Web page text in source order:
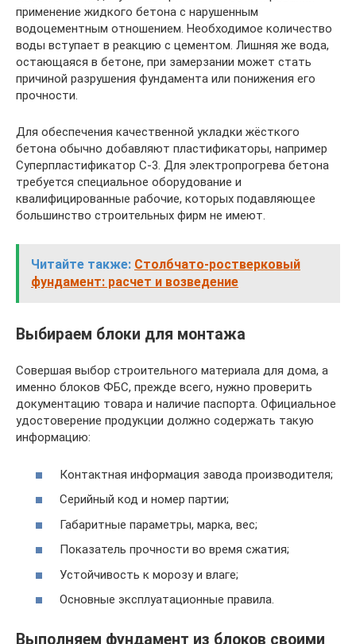
применение жидкого бетона с нарушенным
водоцементным отношением. Необходимое количество
воды вступает в реакцию с цементом. Лишняя же вода,
остающаяся в бетоне, при замерзании может стать
причиной разрушения фундамента или понижения его
прочности.
Для обеспечения качественной укладки жёсткого
бетона обычно добавляют пластификаторы, например
Суперпластификатор С-3. Для электропрогрева бетона
требуется специальное оборудование и
квалифицированные рабочие, которых подавляющее
большинство строительных фирм не имеют.
Читайте также: Столбчато-ростверковый
фундамент: расчет и возведение
Выбираем блоки для монтажа
Совершая выбор строительного материала для дома, а
именно блоков ФБС, прежде всего, нужно проверить
документацию товара и наличие паспорта. Официальное
удостоверение продукции должно содержать такую
информацию:
Контактная информация завода производителя;
Серийный код и номер партии;
Габаритные параметры, марка, вес;
Показатель прочности во время сжатия;
Устойчивость к морозу и влаге;
Основные эксплуатационные правила.
Выполняем фундамент из блоков своими